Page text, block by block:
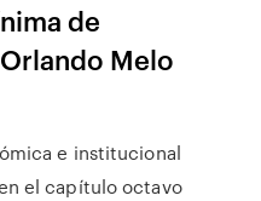
de
Melo
e institucional
el capítulo octavo